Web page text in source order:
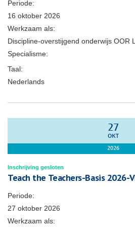
Periode:
16 oktober 2026
Werkzaam als:
Discipline-overstijgend onderwijs OOR
Specialisme:
Taal:
Nederlands
27
OKT
2026
Inschrijving gesloten
Teach the Teachers-Basis 2026-
Periode:
27 oktober 2026
Werkzaam als: